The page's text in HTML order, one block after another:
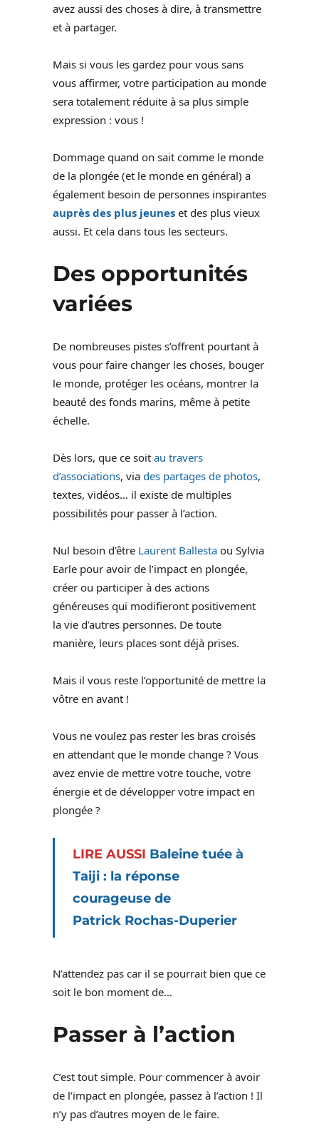
avez aussi des choses à dire, à transmettre
et à partager.
Mais si vous les gardez pour vous sans
vous affirmer, votre participation au monde
sera totalement réduite à sa plus simple
expression : vous !
Dommage quand on sait comme le monde
de la plongée (et le monde en général) a
également besoin de personnes inspirantes
auprès des plus jeunes et des plus vieux
aussi. Et cela dans tous les secteurs.
Des opportunités
variées
De nombreuses pistes s’offrent pourtant à
vous pour faire changer les choses, bouger
le monde, protéger les océans, montrer la
beauté des fonds marins, même à petite
échelle.
Dès lors, que ce soit au travers
d’associations, via des partages de photos,
textes, vidéos… il existe de multiples
possibilités pour passer à l’action.
Nul besoin d’être Laurent Ballesta ou Sylvia
Earle pour avoir de l’impact en plongée,
créer ou participer à des actions
généreuses qui modifieront positivement
la vie d’autres personnes. De toute
manière, leurs places sont déjà prises.
Mais il vous reste l’opportunité de mettre la
vôtre en avant !
Vous ne voulez pas rester les bras croisés
en attendant que le monde change ? Vous
avez envie de mettre votre touche, votre
énergie et de développer votre impact en
plongée ?
LIRE AUSSI Baleine tuée à
Taiji : la réponse
courageuse de
Patrick Rochas-Duperier
N’attendez pas car il se pourrait bien que ce
soit le bon moment de…
Passer à l’action
C’est tout simple. Pour commencer à avoir
de l’impact en plongée, passez à l’action ! Il
n’y pas d’autres moyen de le faire.